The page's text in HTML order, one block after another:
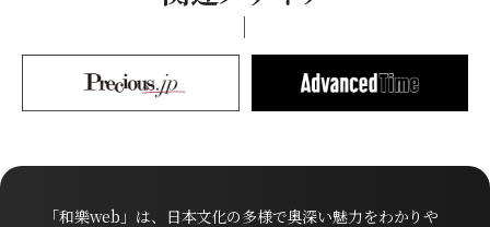
「和樂web」は、日本文化の多様で奥深い魅力をわかりや